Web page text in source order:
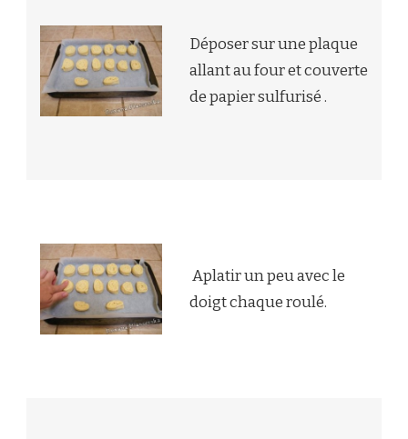
Déposer sur une plaque
allant au four et couverte
de papier sulfurisé .
Aplatir un peu avec le
doigt chaque roulé.